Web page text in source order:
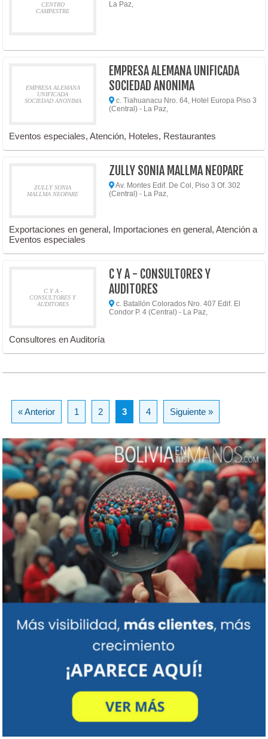
CENTRO
CAMPESTRE
La Paz,
EMPRESA ALEMANA
UNIFICADA
SOCIEDAD ANONIMA
EMPRESA ALEMANA UNIFICADA
SOCIEDAD ANONIMA
c. Tiahuanacu Nro. 64, Hotel Europa Piso 3
(Central) - La Paz,
Eventos especiales, Atención, Hoteles, Restaurantes
ZULLY SONIA
MALLMA NEOPARE
ZULLY SONIA MALLMA NEOPARE
Av. Montes Edif. De Col, Piso 3 Of. 302
(Central) - La Paz,
Exportaciones en general, Importaciones en general, Atención a
Eventos especiales
C Y A -
CONSULTORES Y
AUDITORES
C Y A - CONSULTORES Y
AUDITORES
c. Batallón Colorados Nro. 407 Edif. El
Condor P. 4 (Central) - La Paz,
Consultores en Auditoría
« Anterior 1 2 3 4 Siguiente »